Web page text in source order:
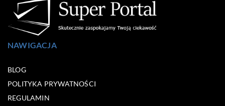
NAWIGACJA
BLOG
POLITYKA PRYWATNOŚCI
REGULAMIN